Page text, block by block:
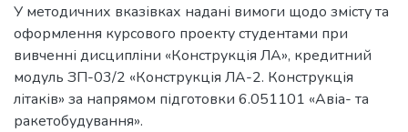
У методичних вказівках надані вимоги щодо змісту та
оформлення курсового проекту студентами при
вивченні дисципліни «Конструкція ЛА», кредитний
модуль ЗП-03/2 «Конструкція ЛА-2. Конструкція
літаків» за напрямом підготовки 6.051101 «Авіа- та
ракетобудування».